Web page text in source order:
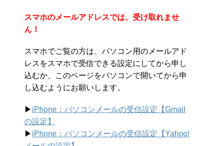
スマホのメールアドレスでは、受け取れませ
ん！
スマホでご覧の方は、パソコン用のメールアド
レスをスマホで受信できる設定にしてから申し
込むか、このページをパソコンで開いてから申
し込むようにお願いします。
▶︎ iPhone：パソコンメールの受信設定【Gmail
の設定】
▶︎ iPhone：パソコンメールの受信設定【Yahoo!